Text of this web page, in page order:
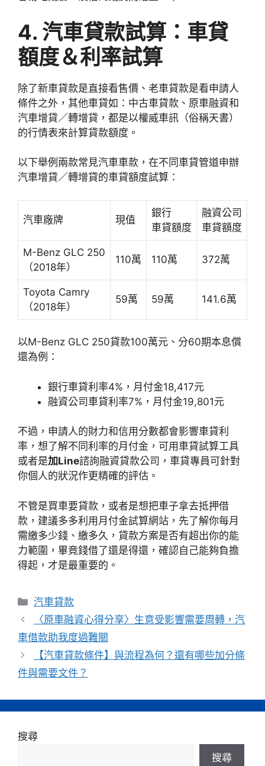
4. 汽車貸款試算：車貸
額度＆利率試算
除了新車貸款是直接看售價、老車貸款是看申請人
條件之外，其他車貸如：中古車貸款、原車融資和
汽車增貸／轉增貸，都是以權威車訊（俗稱天書）
的行情表來計算貸款額度。
以下舉例兩款常見汽車車款，在不同車貸管道申辦
汽車增貸／轉增貸的車貸額度試算：
汽車廠牌 現值
銀行
車貸額度
融資公司
車貸額度
M-Benz GLC 250
（2018年）
110萬 110萬 372萬
Toyota Camry
（2018年）
59萬 59萬 141.6萬
以M-Benz GLC 250貸款100萬元、分60期本息償
還為例：
銀行車貸利率4%，月付金18,417元
融資公司車貸利率7%，月付金19,801元
不過，申請人的財力和信用分數都會影響車貸利
率，想了解不同利率的月付金，可用車貸試算工具
或者是加Line諮詢融資貸款公司，車貸專員可針對
你個人的狀況作更精確的評估。
不管是買車要貸款，或者是想把車子拿去抵押借
款，建議多多利用月付金試算網站，先了解你每月
需繳多少錢、繳多久，貸款方案是否有超出你的能
力範圍，畢竟錢借了還是得還，確認自己能夠負擔
得起，才是最重要的。
分
類
汽車貸款
〈原車融資心得分享〉生意受影響需要周轉，汽
車借款助我度過難關
【汽車貸款條件】與流程為何？還有哪些加分條
件與需要文件？
搜尋
搜尋